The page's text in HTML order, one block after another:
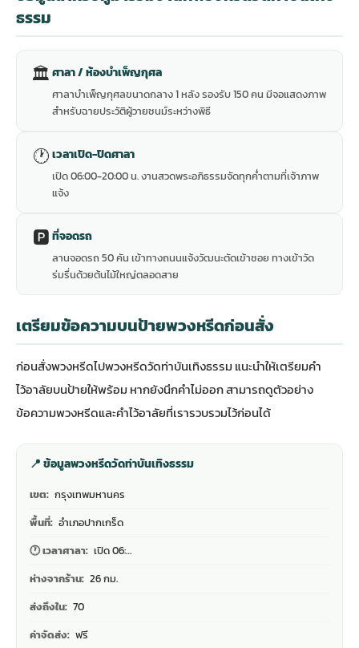
ธรรม
🏛 ศาลา / ห้องบำเพ็ญกุศล
ศาลาบำเพ็ญกุศลขนาดกลาง 1 หลัง รองรับ 150 คน มีจอแสดงภาพ
สำหรับฉายประวัติผู้วายชนม์ระหว่างพิธี
🕐 เวลาเปิด-ปิดศาลา
เปิด 06:00-20:00 น. งานสวดพระอภิธรรมจัดทุกค่ำตามที่เจ้าภาพ
แจ้ง
🅿️ ที่จอดรถ
ลานจอดรถ 50 คัน เข้าทางถนนแจ้งวัฒนะตัดเข้าซอย ทางเข้าวัด
ร่มรื่นด้วยต้นไม้ใหญ่ตลอดสาย
เตรียมข้อความบนป้ายพวงหรีดก่อนสั่ง
ก่อนสั่งพวงหรีดไปพวงหรีดวัดท่าบันเทิงธรรม แนะนำให้เตรียมคำ
ไว้อาลัยบนป้ายให้พร้อม หากยังนึกคำไม่ออก สามารถดูตัวอย่าง
ข้อความพวงหรีดและคำไว้อาลัยที่เรารวบรวมไว้ก่อนได้
📍 ข้อมูลพวงหรีดวัดท่าบันเทิงธรรม
เขต: กรุงเทพมหานคร
พื้นที่: อำเภอปากเกร็ด
🕐 เวลาศาลา: เปิด 06:…
ห่างจากร้าน: 26 กม.
ส่งถึงใน: 70
ค่าจัดส่ง: ฟรี